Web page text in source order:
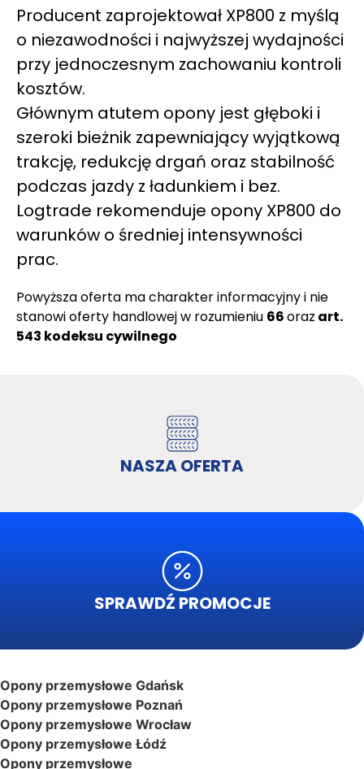
NASZA OFERTA
SPRAWDŹ PROMOCJE
Opony przemysłowe Gdańsk
Opony przemysłowe Poznań
Opony przemysłowe Wrocław
Opony przemysłowe Łódź
Opony przemysłowe
Producent zaprojektował XP800 z myślą
o niezawodności i najwyższej wydajności
przy jednoczesnym zachowaniu kontroli
kosztów.
Głównym atutem opony jest głęboki i
szeroki bieżnik zapewniający wyjątkową
trakcję, redukcję drgań oraz stabilność
podczas jazdy z ładunkiem i bez.
Logtrade rekomenduje opony XP800 do
warunków o średniej intensywności
prac.
Powyższa oferta ma charakter informacyjny i nie
stanowi oferty handlowej w rozumieniu 66oraz art.
543 kodeksu cywilnego